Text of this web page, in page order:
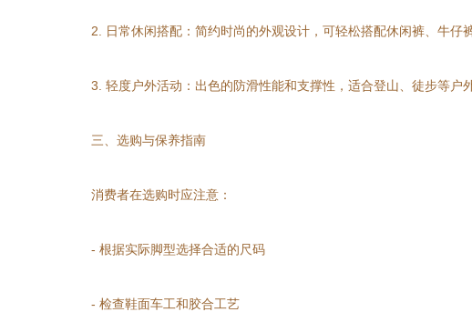
2. 日常休闲搭配：简约时尚的外观设计，可轻松搭配休闲裤、牛仔
3. 轻度户外活动：出色的防滑性能和支撑性，适合登山、徒步等户
三、选购与保养指南
消费者在选购时应注意：
- 根据实际脚型选择合适的尺码
- 检查鞋面车工和胶合工艺